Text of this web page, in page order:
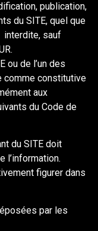
publication,
du SITE, quel que
interdite, sauf
.
ou de l’un des
comme constitutive
aux
du Code de
du SITE doit
l’information.
figurer dans
par les